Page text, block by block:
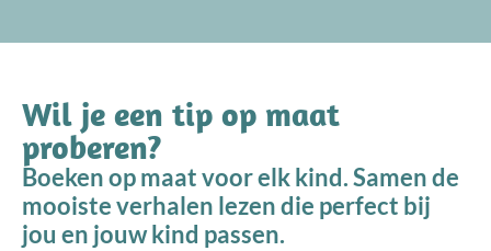
Wil je een tip op maat
proberen?
Boeken op maat voor elk kind. Samen de
mooiste verhalen lezen die perfect bij
jou en jouw kind passen.